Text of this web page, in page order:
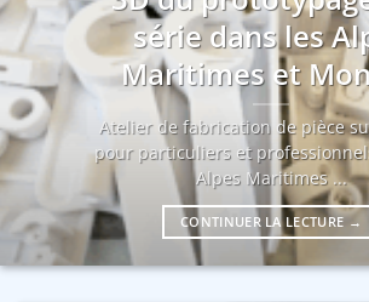
série dans les
Maritimes et
Atelier de fabrication de pièce
pour particuliers et
Alpes Maritimes ...
CONTINUER LA LECTURE →